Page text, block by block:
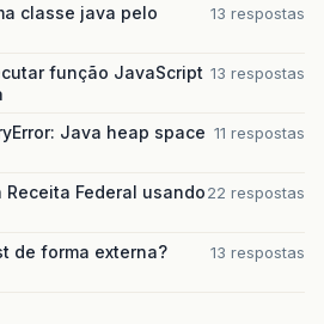
classe java pelo
13 respostas
função JavaScript 13 respostas
Java heap space 11 respostas
Receita Federal usando22 respostas
de forma externa?
13 respostas